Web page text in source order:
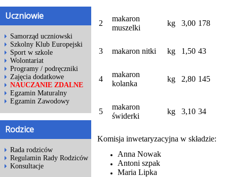
Uczniowie
Samorząd uczniowski
Szkolny Klub Europejski
Sport w szkole
Wolontariat
Programy / podręczniki
Zajęcia dodatkowe
NAUCZANIE ZDALNE
Egzamin Maturalny
Egzamin Zawodowy
Rodzice
Rada rodziców
Regulamin Rady Rodziców
Konsultacje
2
makaron
muszelki
kg 3,00 178
3 makaron nitki kg 1,50 43
4
makaron
kolanka
kg 2,80 145
5
makaron
świderki
kg 3,10 34
Komisja inwetaryzacyjna w składzie:
Anna Nowak
Antoni szpak
Maria Lipka